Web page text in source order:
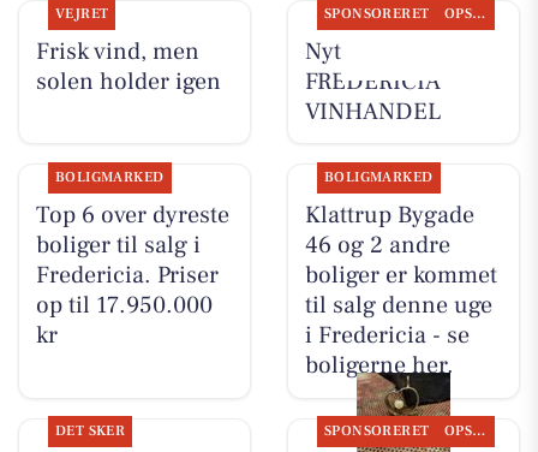
VEJRET
Frisk vind, men
solen holder igen
SPONSORERET OPSLAGSTAVLEN
Nyt fra
FREDERICIA
VINHANDEL
BOLIGMARKED
Top 6 over dyreste
boliger til salg i
Fredericia. Priser
op til 17.950.000
kr
BOLIGMARKED
Klattrup Bygade
46 og 2 andre
boliger er kommet
til salg denne uge
i Fredericia - se
boligerne her.
DET SKER SPONSORERET OPSLAGSTAVLEN